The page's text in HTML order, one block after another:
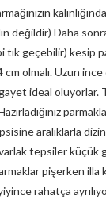
değildir) Daha
tık geçebilir) kesip
cm olmalı. Uzun
ideal oluyorlar.
aralıklarla
tepsiler küçük
pişerken illa
rahatça